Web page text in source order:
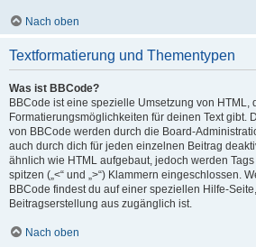
Nach oben
Textformatierung und Thementypen
Was ist BBCode?
BBCode ist eine spezielle Umsetzung von HTML,
Formatierungsmöglichkeiten für deinen Text gibt.
von BBCode werden durch die Board-
auch durch dich für jeden einzelnen Beitrag
ähnlich wie HTML aufgebaut, jedoch werden Tags
spitzen („<“ und „>“) Klammern eingeschlossen.
BBCode findest du auf einer speziellen Hilfe-
Beitragserstellung aus zugänglich ist.
Nach oben